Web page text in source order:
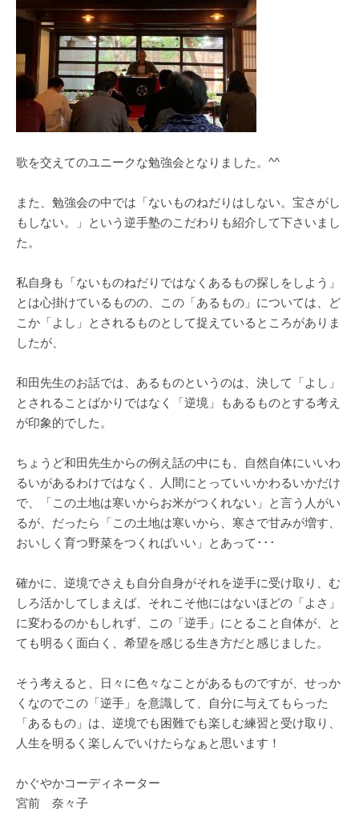
歌を交えてのユニークな勉強会となりました。^^
また、勉強会の中では「ないものねだりはしない。宝さがし
もしない。」という逆手塾のこだわりも紹介して下さいまし
た。
私自身も「ないものねだりではなくあるもの探しをしよう」
とは心掛けているものの、この「あるもの」については、ど
こか「よし」とされるものとして捉えているところがありま
したが、
和田先生のお話では、あるものというのは、決して「よし」
とされることばかりではなく「逆境」もあるものとする考え
が印象的でした。
ちょうど和田先生からの例え話の中にも、自然自体にいいわ
るいがあるわけではなく、人間にとっていいかわるいかだけ
で、「この土地は寒いからお米がつくれない」と言う人がい
るが、だったら「この土地は寒いから、寒さで甘みが増す、
おいしく育つ野菜をつくればいい」とあって･･･
確かに、逆境でさえも自分自身がそれを逆手に受け取り、む
しろ活かしてしまえば、それこそ他にはないほどの「よさ」
に変わるのかもしれず、この「逆手」にとること自体が、と
ても明るく面白く、希望を感じる生き方だと感じました。
そう考えると、日々に色々なことがあるものですが、せっか
くなのでこの「逆手」を意識して、自分に与えてもらった
「あるもの」は、逆境でも困難でも楽しむ練習と受け取り、
人生を明るく楽しんでいけたらなぁと思います！
かぐやかコーディネーター
宮前 奈々子